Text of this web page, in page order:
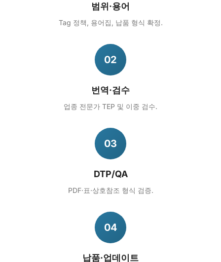
범위·용어
Tag 정책, 용어집, 납품 형식 확정.
02
번역·검수
업종 전문가 TEP 및 이중 검수.
03
DTP/QA
PDF·표·상호참조 형식 검증.
04
납품·업데이트